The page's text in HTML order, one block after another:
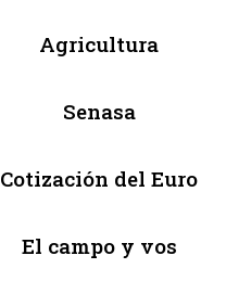
Agricultura
Senasa
Cotización del Euro
El campo y vos